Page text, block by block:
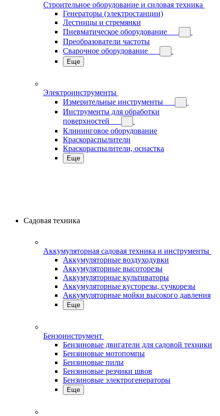
Строительное оборудование и силовая техника
Генераторы (электростанции)
Лестницы и стремянки
Пневматическое оборудование
Преобразователи частоты
Сварочное оборудование
Еще
Электроинструменты
Измерительные инструменты
Инструменты для обработки
поверхностей
Клининговое оборудование
Краскораспылители
Краскораспылители, оснастка
Еще
Садовая техника
Аккумуляторная садовая техника и инструменты
Аккумуляторные воздуходувки
Аккумуляторные высоторезы
Аккумуляторные культиваторы
Аккумуляторные кусторезы, сучкорезы
Аккумуляторные мойки высокого давления
Еще
Бензоинструмент
Бензиновые двигатели для садовой техники
Бензиновые мотопомпы
Бензиновые пилы
Бензиновые резчики швов
Бензиновые электрогенераторы
Еще